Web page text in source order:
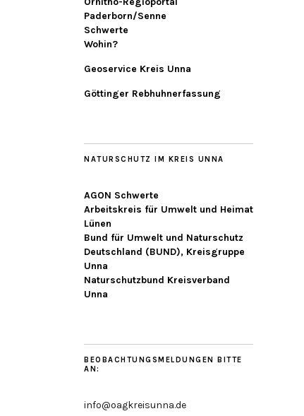
Paderborn/Senne
Schwerte
Wohin?
Geoservice Kreis Unna
Göttinger Rebhuhnerfassung
NATURSCHUTZ IM KREIS UNNA
AGON Schwerte
Arbeitskreis für Umwelt und Heimat
Lünen
Bund für Umwelt und Naturschutz
Deutschland (BUND), Kreisgruppe
Unna
Naturschutzbund Kreisverband
Unna
BEOBACHTUNGSMELDUNGEN BITTE
AN:
info@oagkreisunna.de